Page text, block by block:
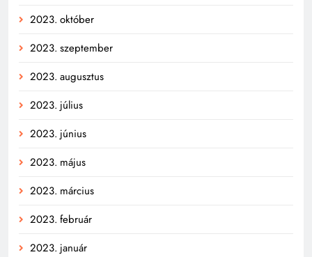
2023. október
2023. szeptember
2023. augusztus
2023. július
2023. június
2023. május
2023. március
2023. február
2023. január